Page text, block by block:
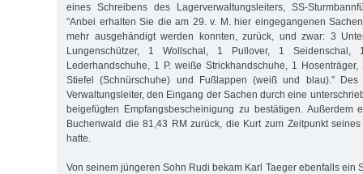
eines Schreibens des Lagerverwaltungsleiters, SS-
"Anbei erhalten Sie die am 29. v. M. hier eingegangenen
mehr ausgehändigt werden konnten, zurück, und zwar: 3
Lungenschützer, 1 Wollschal, 1 Pullover, 1
Lederhandschuhe, 1 P. weiße Strick­handschuhe, 1
Stiefel (Schnürschuhe) und Fußlappen (weiß und blau)."
Verwaltungsleiter, den Eingang der Sachen durch eine
beigefügten Empfangsbescheinigung zu bestätigen. Außerdem
Buchenwald die 81,43 RM zurück, die Kurt zum Zeitpunkt
hatte.
Von seinem jüngeren Sohn Rudi bekam Karl Taeger ebenfalls ein